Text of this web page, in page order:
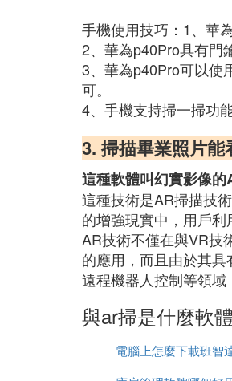
手機使用技巧：1、華
2、華為p40Pro具有門
3、華為p40Pro可以使
可。
4、手機支持掃一掃功
3. 掃描畢業照片
這種軟體叫幻實影像的
這種技術是AR掃描技
的增強現實中，用戶
AR技術不僅在與VR技
的應用，而且由於其
遠程機器人控制等領域
與ar掃是什麼軟
電腦上怎麼下載班智